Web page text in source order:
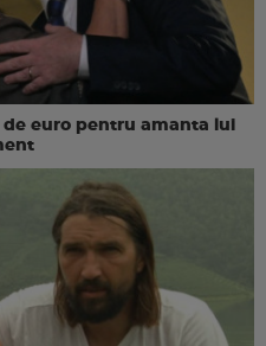
euro pentru amanta lui